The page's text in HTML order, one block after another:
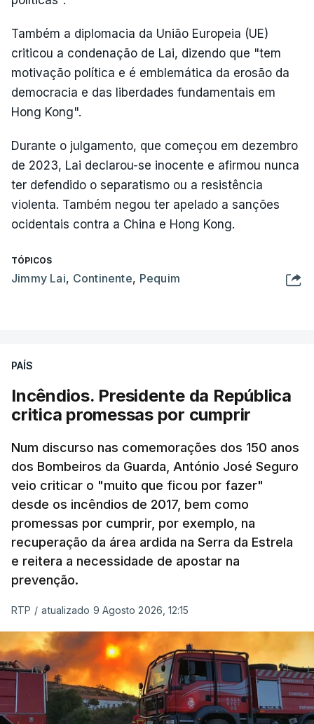
Também a diplomacia da União Europeia (UE)
criticou a condenação de Lai, dizendo que "tem
motivação política e é emblemática da erosão da
democracia e das liberdades fundamentais em
Hong Kong".
Durante o julgamento, que começou em dezembro
de 2023, Lai declarou-se inocente e afirmou nunca
ter defendido o separatismo ou a resistência
violenta. Também negou ter apelado a sanções
ocidentais contra a China e Hong Kong.
TÓPICOS
Jimmy Lai, Continente, Pequim
PAÍS
Incêndios. Presidente da República
critica promessas por cumprir
Num discurso nas comemorações dos 150 anos
dos Bombeiros da Guarda, António José Seguro
veio criticar o "muito que ficou por fazer"
desde os incêndios de 2017, bem como
promessas por cumprir, por exemplo, na
recuperação da área ardida na Serra da Estrela
e reitera a necessidade de apostar na
prevenção.
RTP / atualizado 9 Agosto 2026, 12:15